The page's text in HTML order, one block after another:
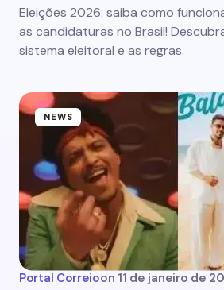
Eleições 2026: saiba como
as candidaturas no Brasil!
sistema eleitoral e as regras.
NEWS
Portal Correioon 11 de janeiro de